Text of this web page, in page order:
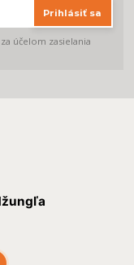
Prihlásiť sa
za účelom zasielania